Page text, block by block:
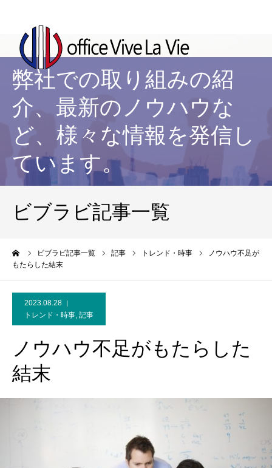
弊社での取り組みの紹
介、最新のノウハウな
ど、様々な情報を発信し
ています。
ビブラビ記事一覧
ビブラビ記事一覧 記事 トレンド・時事
ノウハウ不足が
もたらした結末
2023.08.28
トレンド・時事, 記事
ノウハウ不足がもたらした
結末